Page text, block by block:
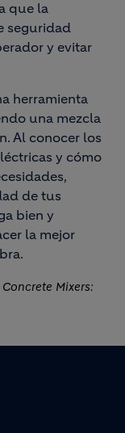
que la
seguridad
y evitar
herramienta
una mezcla
Al conocer los
y cómo
de tus
bien y
la mejor
Mixers: